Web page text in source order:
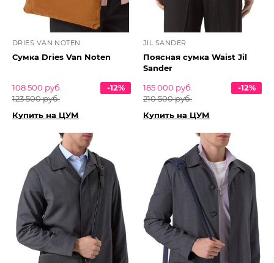
DRIES VAN NOTEN
Сумка Dries Van Noten
108 500 руб.
123 500 руб.
-12%
Купить на ЦУМ
JIL SANDER
Поясная сумка Waist Jil
Sander
185 000 руб.
210 500 руб.
-12%
Купить на ЦУМ